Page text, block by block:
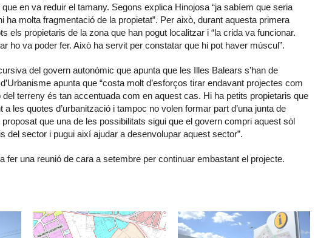
en va reduir el tamany. Segons explica Hinojosa “ja sabíem que seria
ha molta fragmentació de la propietat”. Per això, durant aquesta primera
els propietaris de la zona que han pogut localitzar i “la crida va funcionar.
ho va poder fer. Això ha servit per constatar que hi pot haver múscul”.
del govern autonòmic que apunta que les Illes Balears s’han de
apunta que “costa molt d’esforços tirar endavant projectes com
terreny és tan accentuada com en aquest cas. Hi ha petits propietaris que
les quotes d’urbanització i tampoc no volen formar part d’una junta de
que una de les possibilitats sigui que el govern compri aquest sòl
del sector i pugui així ajudar a desenvolupar aquest sector”.
fer una reunió de cara a setembre per continuar embastant el projecte.